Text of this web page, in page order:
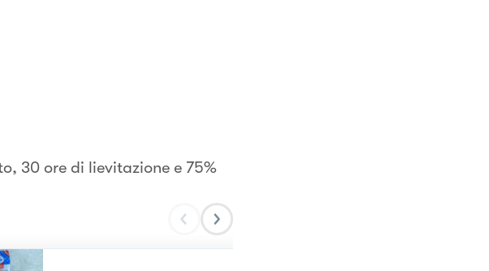
30 ore di lievitazione e 75%